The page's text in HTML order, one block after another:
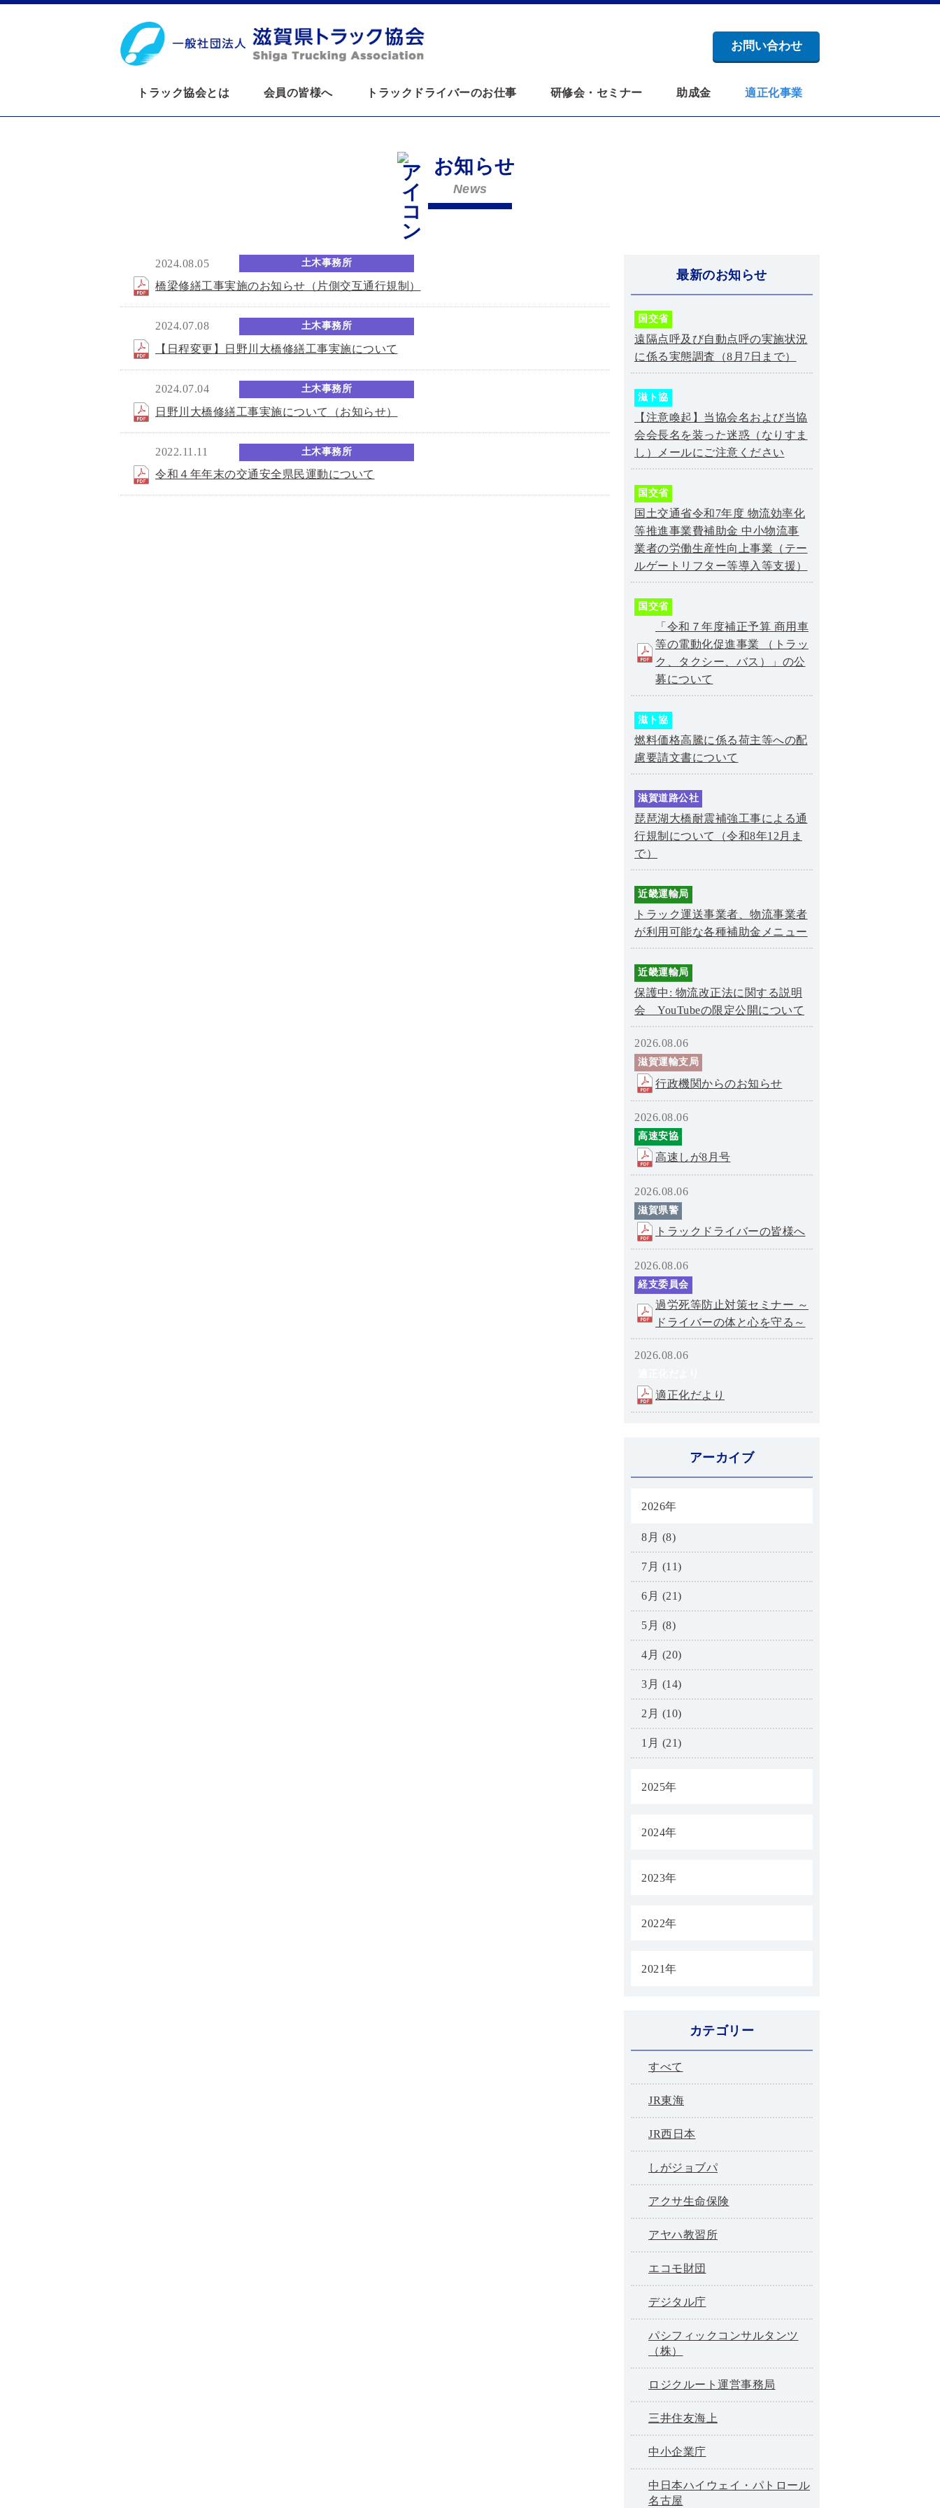
お問い合わせ
トラック協会とは 会員の皆様へ トラックドライバーのお仕事 研修会・セミナー 助成金 適正化事業
お知らせ
News
2024.08.05 土木事務所
橋梁修繕工事実施のお知らせ（片側交互通行規制）
2024.07.08 土木事務所
【日程変更】日野川大橋修繕工事実施について
2024.07.04 土木事務所
日野川大橋修繕工事実施について（お知らせ）
2022.11.11 土木事務所
令和４年年末の交通安全県民運動について
最新のお知らせ
国交省
遠隔点呼及び自動点呼の実施状況
に係る実態調査（8月7日まで）
滋ト協
【注意喚起】当協会名および当協
会会長名を装った迷惑（なりすま
し）メールにご注意ください
国交省
国土交通省令和7年度 物流効率化
等推進事業費補助金 中小物流事
業者の労働生産性向上事業（テー
ルゲートリフター等導入等支援）
国交省
「令和７年度補正予算 商用車
等の電動化促進事業 （トラッ
ク、タクシー、バス）」の公
募について
滋ト協
燃料価格高騰に係る荷主等への配
慮要請文書について
滋賀道路公社
琵琶湖大橋耐震補強工事による通
行規制について（令和8年12月ま
で）
近畿運輸局
トラック運送事業者、物流事業者
が利用可能な各種補助金メニュー
近畿運輸局
保護中: 物流改正法に関する説明
会 YouTubeの限定公開について
2026.08.06
滋賀運輸支局
行政機関からのお知らせ
2026.08.06
高速安協
高速しが8月号
2026.08.06
滋賀県警
トラックドライバーの皆様へ
2026.08.06
経支委員会
過労死等防止対策セミナー ～
ドライバーの体と心を守る～
2026.08.06
適正化だより
アーカイブ
2026年
8月 (8)
7月 (11)
6月 (21)
5月 (8)
4月 (20)
3月 (14)
2月 (10)
1月 (21)
2025年
2024年
2023年
2022年
2021年
カテゴリー
すべて
JR東海
JR西日本
しがジョブパ
アクサ生命保険
アヤハ教習所
エコモ財団
デジタル庁
パシフィックコンサルタンツ
（株）
ロジクルート運営事務局
三井住友海上
中小企業庁
中日本ハイウェイ・パトロール
名古屋